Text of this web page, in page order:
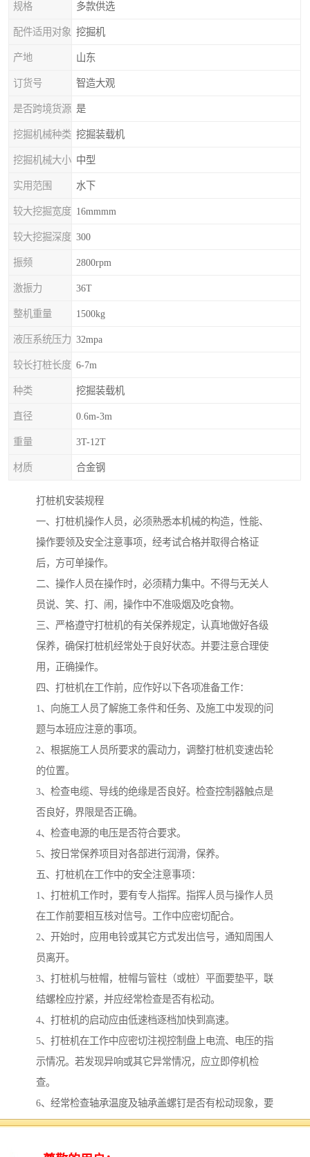
规格 多款供选
配件适用对象 挖掘机
产地 山东
订货号 智造大观
是否跨境货源 是
挖掘机械种类 挖掘装载机
挖掘机械大小 中型
实用范围 水下
较大挖掘宽度 16mmmm
较大挖掘深度 300
振频 2800rpm
激振力 36T
整机重量 1500kg
液压系统压力 32mpa
较长打桩长度 6-7m
种类 挖掘装载机
直径 0.6m-3m
重量 3T-12T
材质 合金钢
打桩机安装规程
一、打桩机操作人员，必须熟悉本机械的构造，性能、
操作要领及安全注意事项，经考试合格并取得合格证
后，方可单操作。
二、操作人员在操作时，必须精力集中。不得与无关人
员说、笑、打、闹，操作中不准吸烟及吃食物。
三、严格遵守打桩机的有关保养规定，认真地做好各级
保养，确保打桩机经常处于良好状态。并要注意合理使
用，正确操作。
四、打桩机在工作前，应作好以下各项准备工作：
1、向施工人员了解施工条件和任务、及施工中发现的问
题与本班应注意的事项。
2、根据施工人员所要求的震动力，调整打桩机变速齿轮
的位置。
3、检查电缆、导线的绝缘是否良好。检查控制器触点是
否良好，界限是否正确。
4、检查电源的电压是否符合要求。
5、按日常保养项目对各部进行润滑，保养。
五、打桩机在工作中的安全注意事项：
1、打桩机工作时，要有专人指挥。指挥人员与操作人员
在工作前要相互核对信号。工作中应密切配合。
2、开始时，应用电铃或其它方式发出信号，通知周围人
员离开。
3、打桩机与桩帽，桩帽与管柱（或桩）平面要垫平，联
结螺栓应拧紧，并应经常检查是否有松动。
4、打桩机的启动应由低速档逐档加快到高速。
5、打桩机在工作中应密切注视控制盘上电流、电压的指
示情况。若发现异响或其它异常情况，应立即停机检
查。
6、经常检查轴承温度及轴承盖螺钉是否有松动现象，要
严格检查偏心铁块联结螺钉有无松动，防止发生事故。